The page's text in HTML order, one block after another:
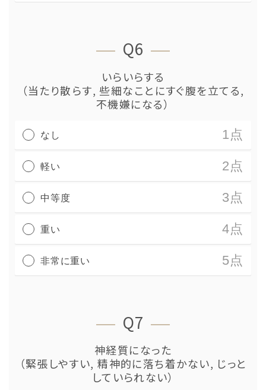
Q6
いらいらする
（当たり散らす, 些細なことにすぐ腹を立てる,
不機嫌になる）
なし 1点
軽い 2点
中等度 3点
重い 4点
非常に重い 5点
Q7
神経質になった
（緊張しやすい, 精神的に落ち着かない, じっと
していられない）